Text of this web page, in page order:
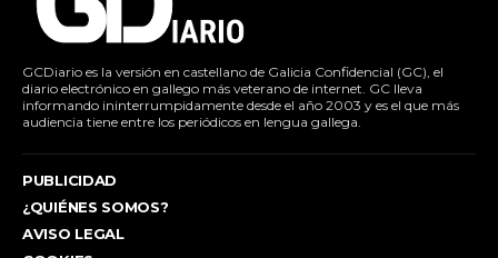
GCDiario es la versión en castellano de Galicia Confidencial (GC), el
diario electrónico en gallego más veterano de internet. GC lleva
informando ininterrumpidamente desde el año 2003 y es el que más
audiencia tiene entre los periódicos en lengua gallega.
PUBLICIDAD
¿QUIÉNES SOMOS?
AVISO LEGAL